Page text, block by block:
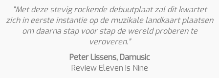
"Met deze stevig rockende debuutplaat zal dit kwartet
zich in eerste instantie op de muzikale landkaart plaatsen
om daarna stap voor stap de wereld proberen te
veroveren."
Peter Lissens, Damusic
Review Eleven Is Nine